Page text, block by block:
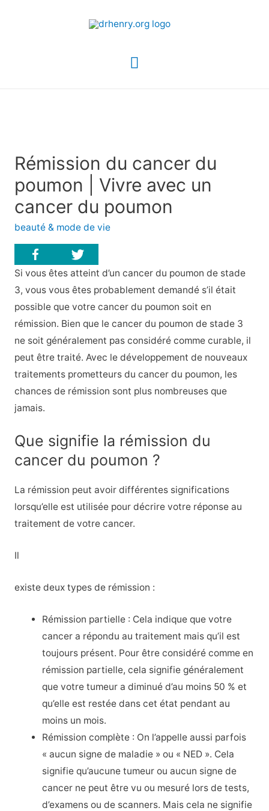
Menu
Rémission du cancer du
poumon | Vivre avec un
cancer du poumon
beauté & mode de vie
Si vous êtes atteint d’un cancer du poumon de stade
3, vous vous êtes probablement demandé s’il était
possible que votre cancer du poumon soit en
rémission. Bien que le cancer du poumon de stade 3
ne soit généralement pas considéré comme curable, il
peut être traité. Avec le développement de nouveaux
traitements prometteurs du cancer du poumon, les
chances de rémission sont plus nombreuses que
jamais.
Que signifie la rémission du
cancer du poumon ?
La rémission peut avoir différentes significations
lorsqu’elle est utilisée pour décrire votre réponse au
traitement de votre cancer.
Il
existe deux types de rémission :
Rémission partielle : Cela indique que votre
cancer a répondu au traitement mais qu’il est
toujours présent. Pour être considéré comme en
rémission partielle, cela signifie généralement
que votre tumeur a diminué d’au moins 50 % et
qu’elle est restée dans cet état pendant au
moins un mois.
Rémission complète : On l’appelle aussi parfois
« aucun signe de maladie » ou « NED ». Cela
signifie qu’aucune tumeur ou aucun signe de
cancer ne peut être vu ou mesuré lors de tests,
d’examens ou de scanners. Mais cela ne signifie